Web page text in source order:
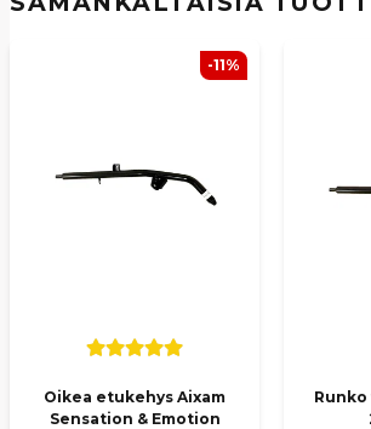
Oikea etukehys Aixam
Sensation & Emotion
-11%
Runko
email
Sähköpostiosoite